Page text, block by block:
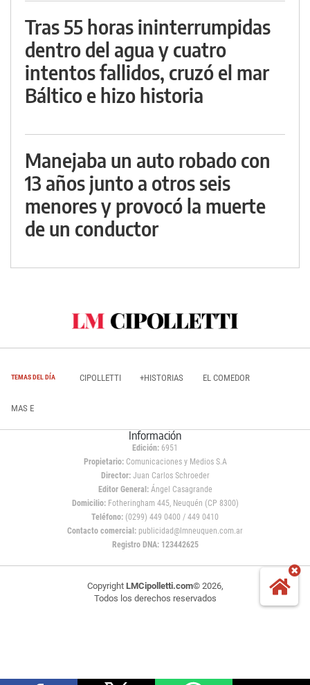
Tras 55 horas ininterrumpidas
dentro del agua y cuatro
intentos fallidos, cruzó el mar
Báltico e hizo historia
Manejaba un auto robado con
13 años junto a otros seis
menores y provocó la muerte
de un conductor
TEMAS DEL DÍA CIPOLLETTI +HISTORIAS EL COMEDOR
MAS E
Información
Edición: 6951
Propietario:Comunicaciones y Medios S.A
Director: Juan Carlos Schroeder
Editor General:Ángel Casagrande
Domicilio:Fotheringham 445, Neuquén (CP 8300)
Teléfono: (0299) 449 0400 / 449 0410
Contacto comercial: publicidad@lmneuquen.com.ar
Registro DNA: 123442625
Copyright LMCipolletti.com© 2026,
Todos los derechos reservados